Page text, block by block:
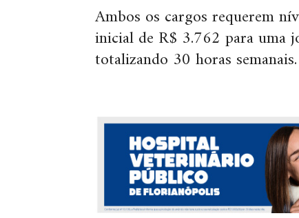
Ambos os cargos requerem
inicial de R$ 3.762 para uma
totalizando 30 horas